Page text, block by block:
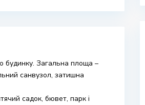
будинку. Загальна площа –
санвузол, затишна
садок, бювет, парк і